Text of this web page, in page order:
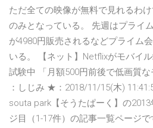
ただ全ての映像が無料で見れるわ
のみとなっている。 先週はプライ
が4980円販売されるなどプライム
いる。 【ネット】Netflixがモバイ
試験中 「月額500円前後で低画質
：しじみ ★：2018/11/15(木)
souta park【そうたぱーく】の
ジ目（1-17件）の記事一覧ページ